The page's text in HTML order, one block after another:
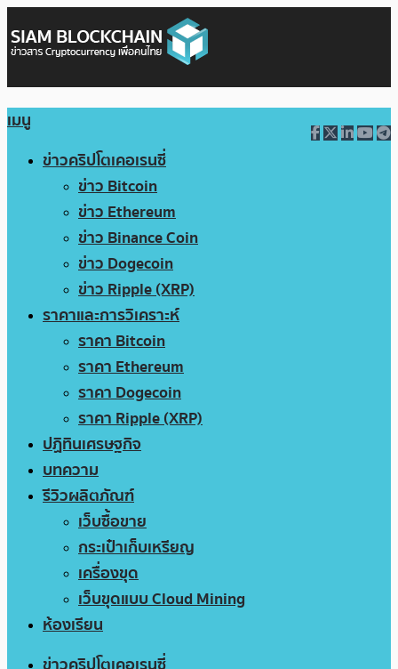
เมนู
ข่าวคริปโตเคอเรนซี่
ข่าว Bitcoin
ข่าว Ethereum
ข่าว Binance Coin
ข่าว Dogecoin
ข่าว Ripple (XRP)
ราคาและการวิเคราะห์
ราคา Bitcoin
ราคา Ethereum
ราคา Dogecoin
ราคา Ripple (XRP)
ปฏิทินเศรษฐกิจ
บทความ
รีวิวผลิตภัณฑ์
เว็บซื้อขาย
กระเป๋าเก็บเหรียญ
เครื่องขุด
เว็บขุดแบบ Cloud Mining
ห้องเรียน